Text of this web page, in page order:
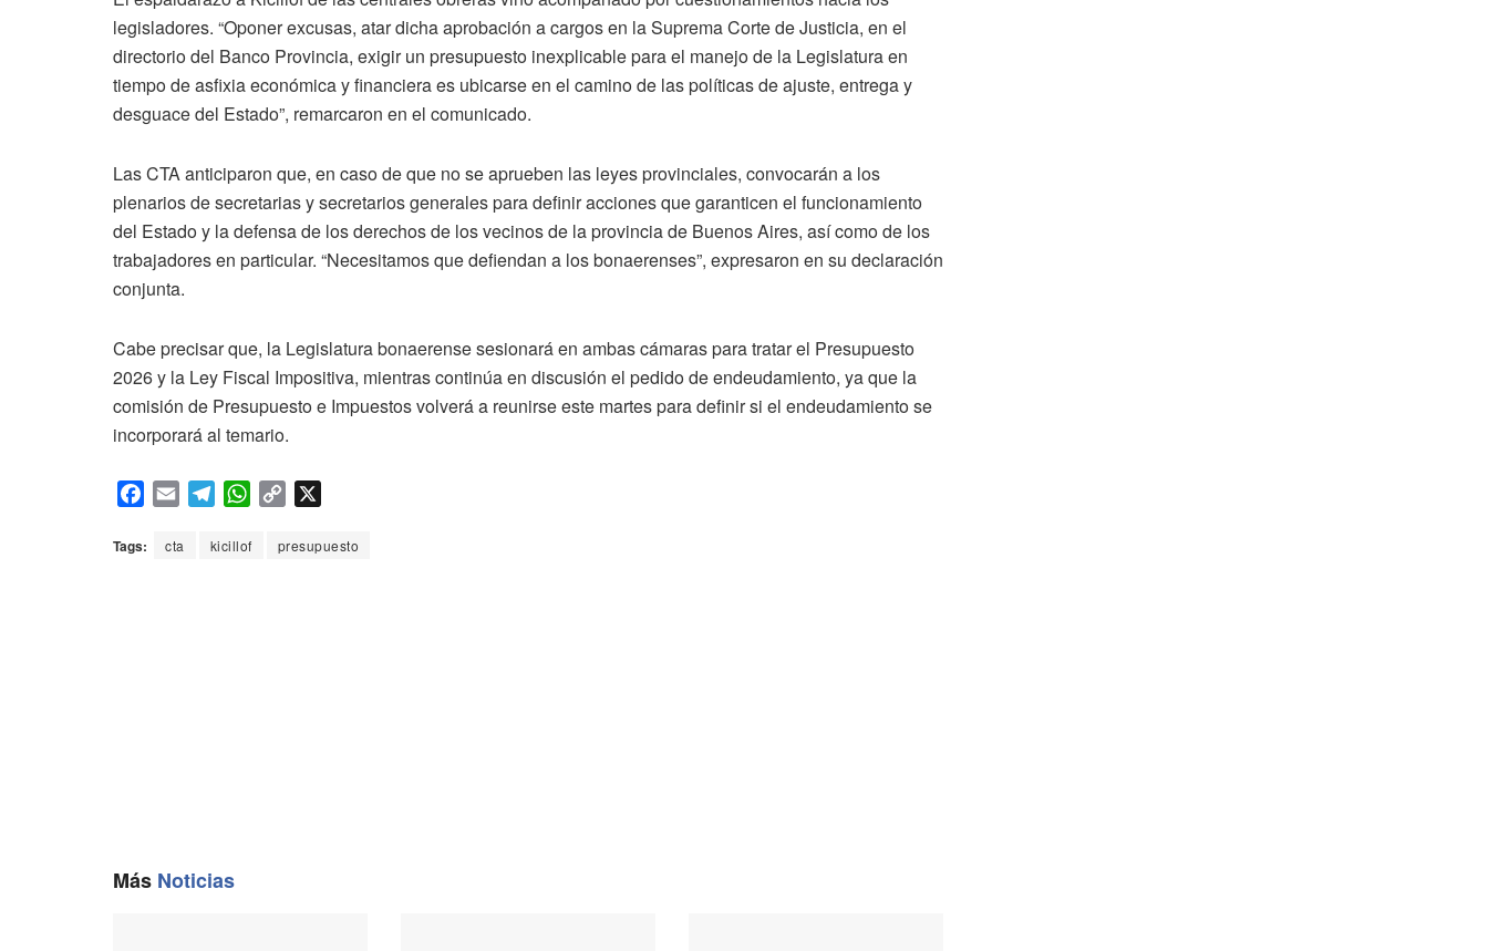
legisladores. “Oponer excusas, atar dicha aprobación a cargos en la Suprema Corte de Justicia, en el
directorio del Banco Provincia, exigir un presupuesto inexplicable para el manejo de la Legislatura en
tiempo de asfixia económica y financiera es ubicarse en el camino de las políticas de ajuste, entrega y
desguace del Estado”, remarcaron en el comunicado.
Las CTA anticiparon que, en caso de que no se aprueben las leyes provinciales, convocarán a los
plenarios de secretarias y secretarios generales para definir acciones que garanticen el funcionamiento
del Estado y la defensa de los derechos de los vecinos de la provincia de Buenos Aires, así como de los
trabajadores en particular. “Necesitamos que defiendan a los bonaerenses”, expresaron en su declaración
conjunta.
Cabe precisar que, la Legislatura bonaerense sesionará en ambas cámaras para tratar el Presupuesto
2026 y la Ley Fiscal Impositiva, mientras continúa en discusión el pedido de endeudamiento, ya que la
comisión de Presupuesto e Impuestos volverá a reunirse este martes para definir si el endeudamiento se
incorporará al temario.
c
a
l
W
a
p
Tags: cta kicillof presupuesto
Más Noticias